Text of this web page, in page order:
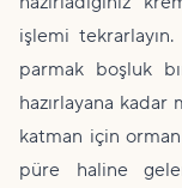
işlemi
parmak boşluk
hazırlayana kadar
katman için
püre haline